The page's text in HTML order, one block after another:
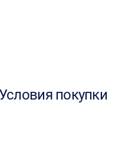
Условия покупки